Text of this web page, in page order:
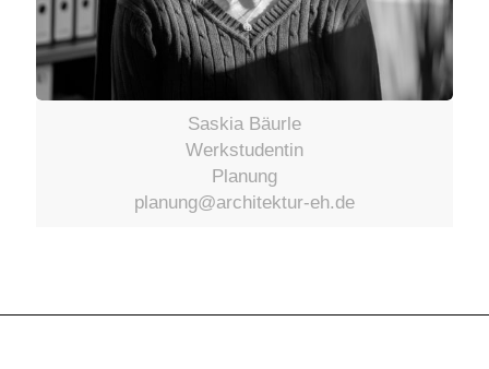
Saskia Bäurle
Werkstudentin
Planung
planung@architektur-eh.de